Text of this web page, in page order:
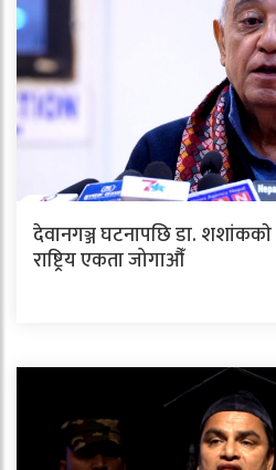
देवानगञ्ज घटनापछि डा.
राष्ट्रिय एकता जोगाऔँ